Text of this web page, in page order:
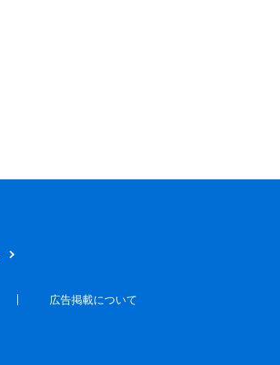
広告掲載について